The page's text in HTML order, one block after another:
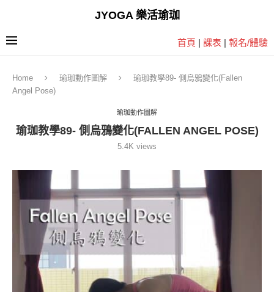
JYOGA 樂活瑜珈
首頁 | 課表 | 報名/體驗
Home 瑜珈動作圖解
瑜珈教學89- 側烏鴉變化(Fallen
Angel Pose)
瑜珈動作圖解
瑜珈教學89- 側烏鴉變化(FALLEN ANGEL POSE)
5.4K views